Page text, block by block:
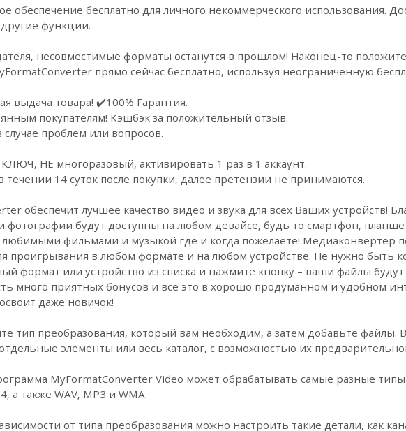
обеспечение бесплатно для личного некоммерческого использования.
функции.
несовместимые форматы останутся в прошлом! Наконец-то
прямо сейчас бесплатно, используя неограниченную
выдача товара! ✔️100% Гарантия.
покупателям! Кэшбэк за положительный отзыв.
проблем или вопросов.
НЕ многоразовый, активировать 1 раз в 1 аккаунт.
течении 14 суток после покупки, далее претензии не принимаются.
обеспечит лучшее качество видео и звука для всех Ваших устройств!
фотографии будут доступны на любом девайсе, будь то смартфон,
любимыми фильмами и музыкой где и когда пожелаете! Медиаконвертер
проигрывания в любом формате и на любом устройстве. Не нужно быть
формат или устройство из списка и нажмите кнопку – ваши файлы будут
много приятных бонусов и все это в хорошо продуманном и удобном
даже новичок!
тип преобразования, который вам необходим, а затем добавьте файлы.
элементы или весь каталог, с возможностью их
MyFormatConverter Video может обрабатывать самые разные типы
а также WAV, MP3 и WMA.
от типа преобразования можно настроить такие детали, как